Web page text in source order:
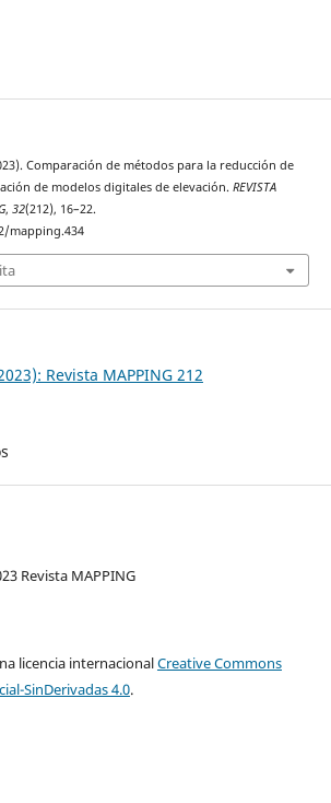
Comparación de métodos para la reducción de
de modelos digitales de elevación. REVISTA
, 32(212), 16–22.
mapping.434
Revista MAPPING 212
Revista MAPPING
licencia internacionalCreative Commons
SinDerivadas 4.0.